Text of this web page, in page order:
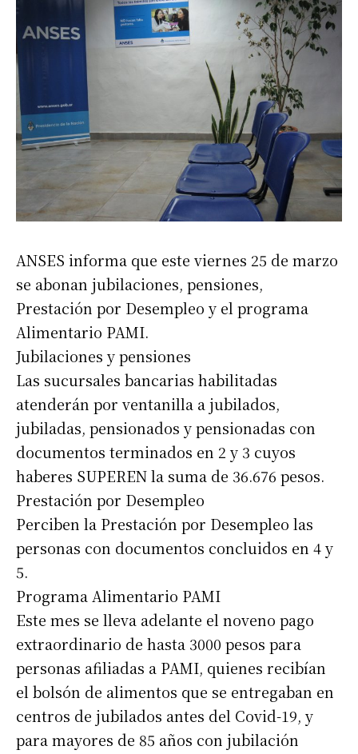
ANSES informa que este viernes 25 de marzo
se abonan jubilaciones, pensiones,
Prestación por Desempleo y el programa
Alimentario PAMI.
Jubilaciones y pensiones
Las sucursales bancarias habilitadas
atenderán por ventanilla a jubilados,
jubiladas, pensionados y pensionadas con
documentos terminados en 2 y 3 cuyos
haberes SUPEREN la suma de 36.676 pesos.
Prestación por Desempleo
Perciben la Prestación por Desempleo las
personas con documentos concluidos en 4 y
5.
Programa Alimentario PAMI
Este mes se lleva adelante el noveno pago
extraordinario de hasta 3000 pesos para
personas afiliadas a PAMI, quienes recibían
el bolsón de alimentos que se entregaban en
centros de jubilados antes del Covid-19, y
para mayores de 85 años con jubilación